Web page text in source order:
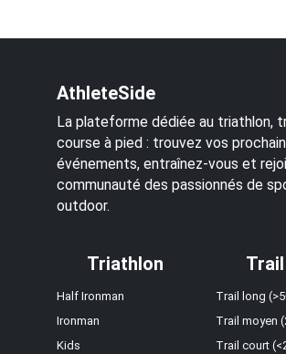
AthleteSide
La plateforme dédiée au triathlon,
course à pied : trouvez vos
événements, entraînez-vous et
communauté des passionnés de
outdoor.
Triathlon
Half Ironman
Ironman
Kids
Trail
Trail long
Trail moyen
Trail court